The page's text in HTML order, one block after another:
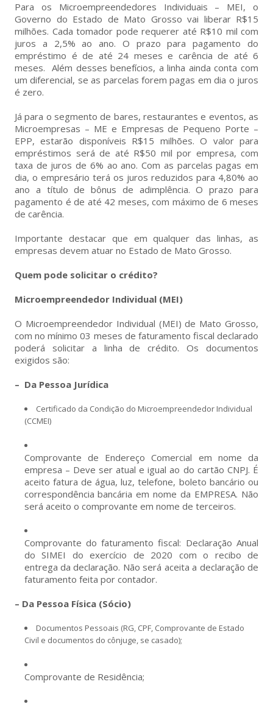
Para os Microempreendedores Individuais – MEI, o
Governo do Estado de Mato Grosso vai liberar R$15
milhões. Cada tomador pode requerer até R$10 mil com
juros a 2,5% ao ano. O prazo para pagamento do
empréstimo é de até 24 meses e carência de até 6
meses. Além desses benefícios, a linha ainda conta com
um diferencial, se as parcelas forem pagas em dia o juros
é zero.
Já para o segmento de bares, restaurantes e eventos, as
Microempresas – ME e Empresas de Pequeno Porte –
EPP, estarão disponíveis R$15 milhões. O valor para
empréstimos será de até R$50 mil por empresa, com
taxa de juros de 6% ao ano. Com as parcelas pagas em
dia, o empresário terá os juros reduzidos para 4,80% ao
ano a título de bônus de adimplência. O prazo para
pagamento é de até 42 meses, com máximo de 6 meses
de carência.
Importante destacar que em qualquer das linhas, as
empresas devem atuar no Estado de Mato Grosso.
Quem pode solicitar o crédito?
Microempreendedor Individual (MEI)
O Microempreendedor Individual (MEI) de Mato Grosso,
com no mínimo 03 meses de faturamento fiscal declarado
poderá solicitar a linha de crédito. Os documentos
exigidos são:
– Da Pessoa Jurídica
Certificado da Condição do Microempreendedor Individual
(CCMEI)
Comprovante de Endereço Comercial em nome da
empresa – Deve ser atual e igual ao do cartão CNPJ. É
aceito fatura de água, luz, telefone, boleto bancário ou
correspondência bancária em nome da EMPRESA. Não
será aceito o comprovante em nome de terceiros.
Comprovante do faturamento fiscal: Declaração Anual
do SIMEI do exercício de 2020 com o recibo de
entrega da declaração. Não será aceita a declaração de
faturamento feita por contador.
– Da Pessoa Física (Sócio)
Documentos Pessoais (RG, CPF, Comprovante de Estado
Civil e documentos do cônjuge, se casado);
Comprovante de Residência;